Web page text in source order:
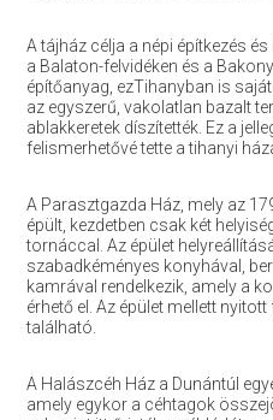
A tájház célja a népi építkezés
a Balaton-felvidéken és a
építőanyag, ezTihanyban is
az egyszerű, vakolatlan bazalt
ablakkeretek díszítették. Ez a
felismerhetővé tette a tihanyi
A Parasztgazda Ház, mely az
épült, kezdetben csak két
tornáccal. Az épület
szabadkéményes konyhával,
kamrával rendelkezik, amely a
érhető el. Az épület mellett
található.
A Halászcéh Ház a Dunántúl
amely egykor a céhtagok